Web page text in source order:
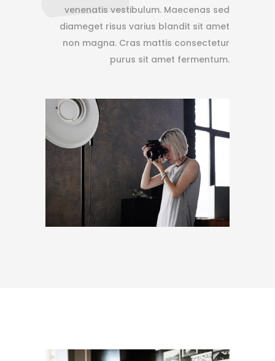
venenatis vestibulum. Maecenas sed
diameget risus varius blandit sit amet
non magna. Cras mattis consectetur
purus sit amet fermentum.